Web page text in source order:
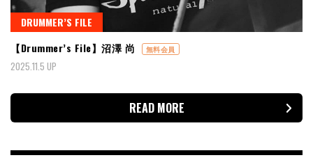
DRUMMER’S FILE
【Drummer’s File】沼澤 尚
無料会員
2025.11.5 UP
READ MORE